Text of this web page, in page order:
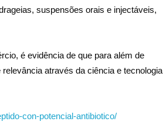
suspensões orais e injectáveis,
é evidência de que para além de
através da ciência e tecnologia
con-potencial-antibiotico/